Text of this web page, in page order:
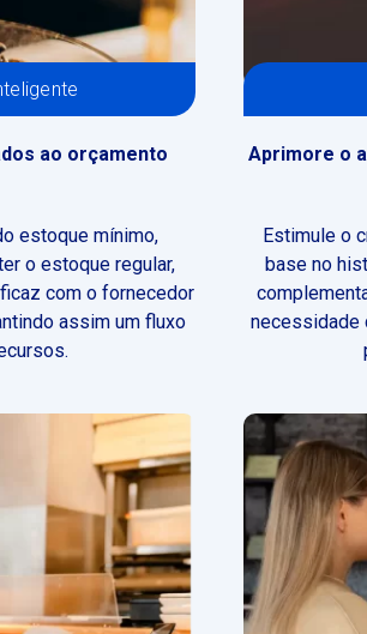
ao orçamento
estoque mínimo,
o estoque regular,
com o fornecedor
assim um fluxo
Aprimore o
Estimule o
base no
necessidade